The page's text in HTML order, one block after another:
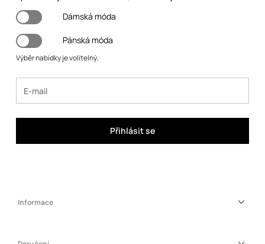
Dámská móda
Pánská móda
Výběr nabídky je volitelný.
Přihlásit se
Informace